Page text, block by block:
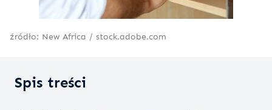
źródło: New Africa / stock.adobe.com
Spis treści